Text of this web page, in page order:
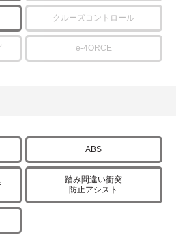
クルーズコントロール
e-4ORCE
ABS
踏み間違い衝突
防止アシスト